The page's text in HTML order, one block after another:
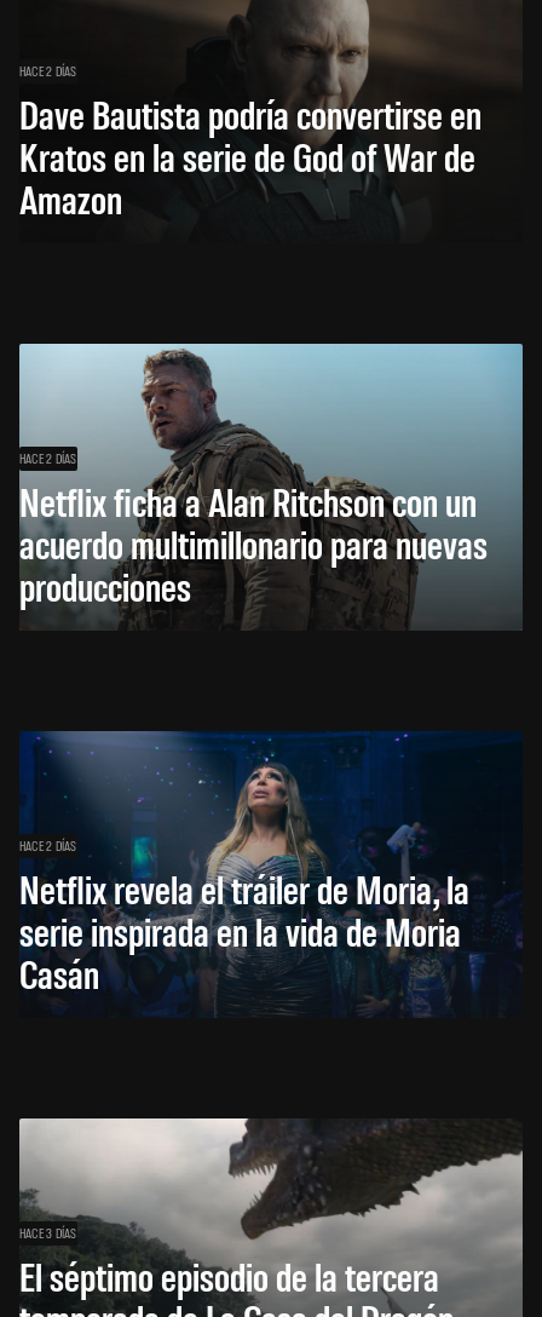
HACE 2 DÍAS
Dave Bautista podría convertirse en
Kratos en la serie de God of War de
Amazon
HACE 2 DÍAS
Netflix ficha a Alan Ritchson con un
acuerdo multimillonario para nuevas
producciones
HACE 2 DÍAS
Netflix revela el tráiler de Moria, la
serie inspirada en la vida de Moria
Casán
HACE 3 DÍAS
El séptimo episodio de la tercera